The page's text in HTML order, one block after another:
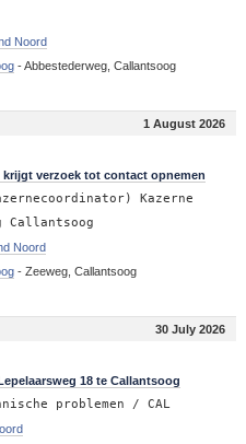
Noord
-Abbestederweg, Callantsoog
1 August 2026
verzoek tot contact opnemen
Kazerne
Callantsoog
Noord
- Zeeweg, Callantsoog
30 July 2026
18 te Callantsoog
problemen / CAL